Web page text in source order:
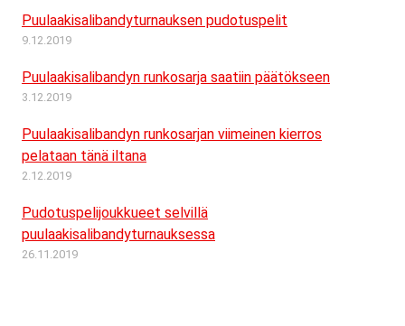
Puulaakisalibandyturnauksen pudotuspelit
9.12.2019
Puulaakisalibandyn runkosarja saatiin päätökseen
3.12.2019
Puulaakisalibandyn runkosarjan viimeinen kierros
pelataan tänä iltana
2.12.2019
Pudotuspelijoukkueet selvillä
puulaakisalibandyturnauksessa
26.11.2019